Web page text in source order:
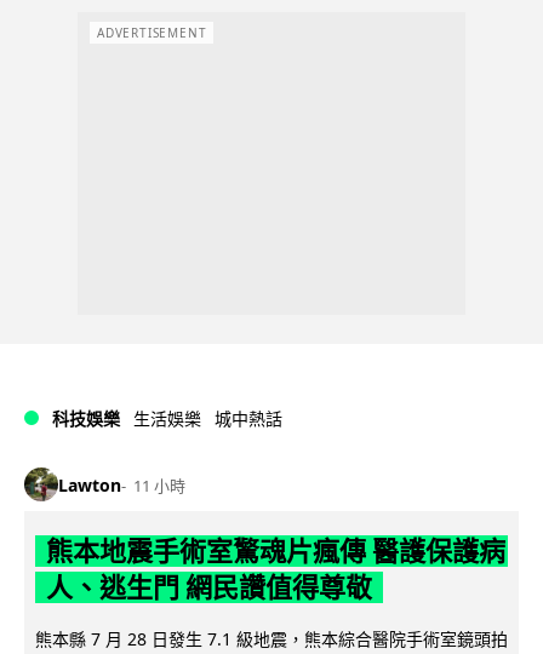
ADVERTISEMENT
科技娛樂 生活娛樂 城中熱話
Lawton 11 小時
熊本地震手術室驚魂片瘋傳 醫護保護病
人、逃生門 網民讚值得尊敬
熊本縣 7 月 28 日發生 7.1 級地震，熊本綜合醫院手術室鏡頭拍